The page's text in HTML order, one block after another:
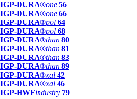
IGP-DURA®one 56
IGP-DURA®one 66
IGP-DURA®pol 64
IGP-DURA®pol 68
IGP-DURA®than 80
IGP-DURA®than 81
IGP-DURA®than 83
IGP-DURA®than 89
IGP-DURA®xal 42
IGP-DURA®xal 46
IGP-HWFindustry 79